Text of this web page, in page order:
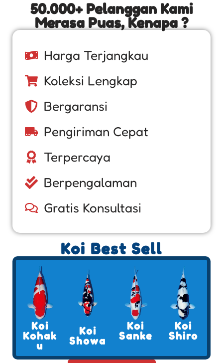
50.000+ Pelanggan Kami
Merasa Puas, Kenapa ?
Harga Terjangkau
Koleksi Lengkap
Bergaransi
Pengiriman Cepat
Terpercaya
Berpengalaman
Gratis Konsultasi
Koi Best Sell
Koi
Kohak
u
Koi
Showa
Koi
Sanke
Koi
Shiro